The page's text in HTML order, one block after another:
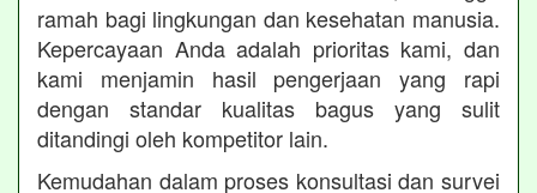
ramah bagi lingkungan dan kesehatan manusia.
Kepercayaan Anda adalah prioritas kami, dan
kami menjamin hasil pengerjaan yang rapi
dengan standar kualitas bagus yang sulit
ditandingi oleh kompetitor lain.
Kemudahan dalam proses konsultasi dan survei